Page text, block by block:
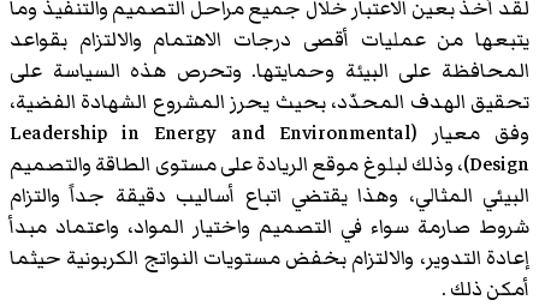
لقد أخذ بعين الاعتبار خلال جميع مراحل التصميم والتنفيذ وما
يتبعها من عمليات أقصى درجات الاهتمام والالتزام بقواعد
المحافظة على البيئة وحمايتها. وتحرص هذه السياسة على
تحقيق الهدف المحدّد، بحيث يحرز المشروع الشهادة الفضية،
وفق معيار (Leadership in Energy and Environmental
Design)، وذلك لبلوغ موقع الريادة على مستوى الطاقة والتصميم
البيئي المثالي، وهذا يقتضي اتباع أساليب دقيقة جداً والتزام
شروط صارمة سواء في التصميم واختيار المواد، واعتماد مبدأ
إعادة التدوير، والالتزام بخفض مستويات النواتج الكربونية حيثما
أمكن ذلك .